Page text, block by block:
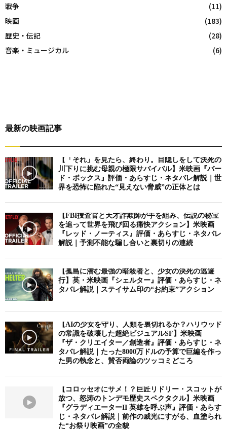
戦争
(11)
映画
(183)
歴史・伝記
(28)
音楽・ミュージカル
(6)
最新の映画記事
【「それ」を見たら、終わり。目隠しをして決死の
川下りに挑む母親の極限サバイバル】米映画『バー
ド・ボックス』評価・あらすじ・ネタバレ解説｜世
界を恐怖に陥れた“見えない脅威”の正体とは
【FBI捜査官と天才詐欺師が手を組み、伝説の秘宝
を追って世界を飛び回る痛快アクション】米映画
『レッド・ノーティス』評価・あらすじ・ネタバレ
解説｜予測不能な騙し合いと裏切りの連続
【孤島に潜む最強の暗殺者と、少女の決死の逃避
行】英・米映画『シェルター』評価・あらすじ・ネ
タバレ解説｜ステイサム印の“お約束”アクション
【AIの少女を守り、人類を裏切れるか？ハリウッド
の常識を破壊した超絶ビジュアルSF】米映画
『ザ・クリエイター／創造者』評価・あらすじ・ネ
タバレ解説｜たった8000万ドルの予算で巨編を作っ
た男の執念と、賛否両論のツッコミどころ
【コロッセオにサメ！？巨匠リドリー・スコットが
放つ、怒涛のトンデモ歴史スペクタクル】米映画
『グラディエーターII 英雄を呼ぶ声』評価・あらす
じ・ネタバレ解説｜前作の威光にすがる、血塗られ
た“お祭り映画”の全貌